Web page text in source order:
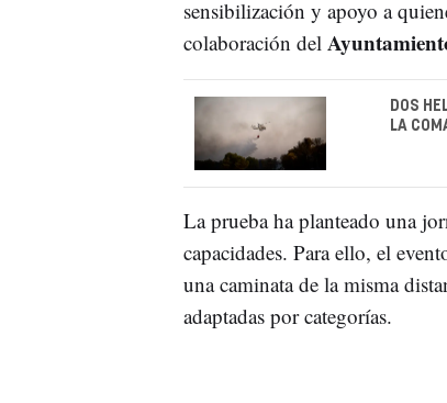
sensibilización y apoyo a
colaboración del
DOS
LA
La prueba ha planteado una
capacidades. Para ello, el
una caminata de la misma
adaptadas por categorías.